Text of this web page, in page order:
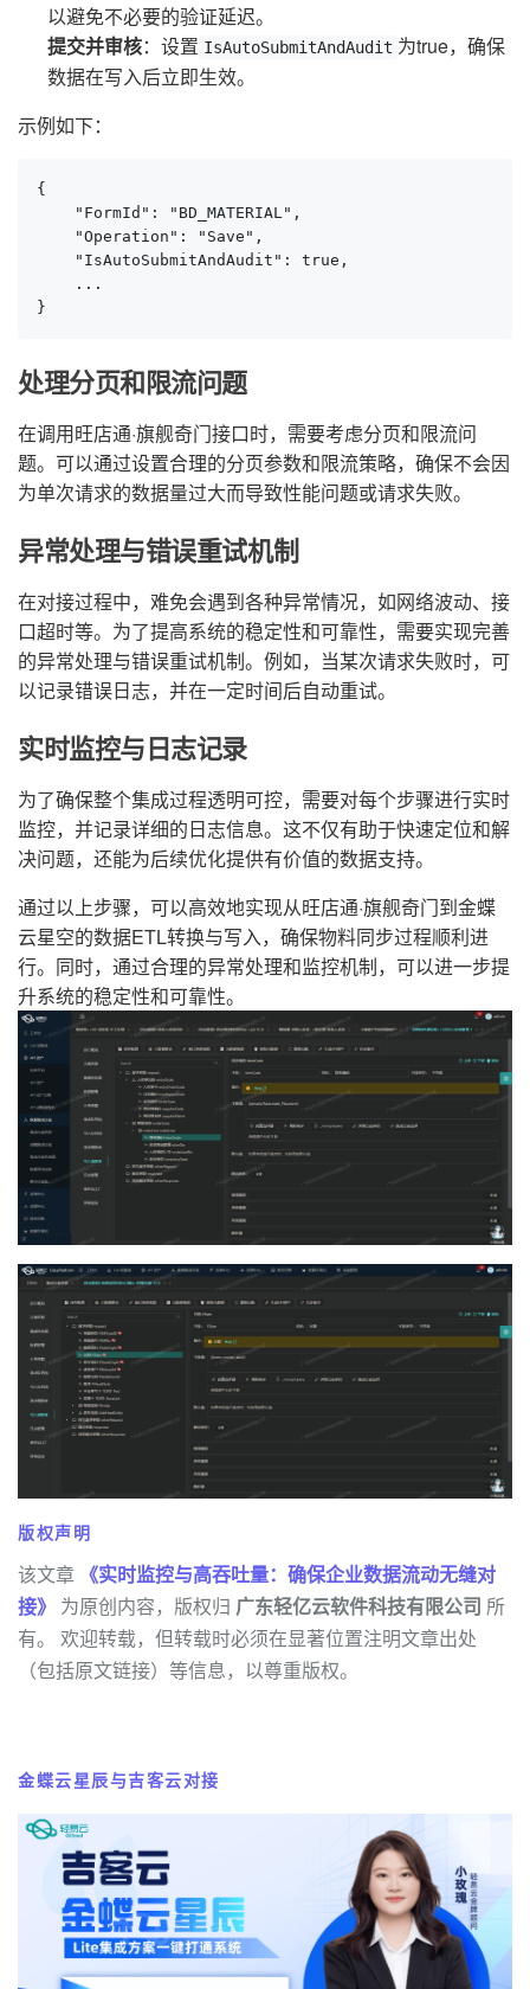
以避免不必要的验证延迟。
提交并审核：设置 IsAutoSubmitAndAudit 为true，确保
数据在写入后立即生效。
示例如下：
{
    "FormId": "BD_MATERIAL",
    "Operation": "Save",
    "IsAutoSubmitAndAudit": true,
    ...
}
处理分页和限流问题
在调用旺店通·旗舰奇门接口时，需要考虑分页和限流问
题。可以通过设置合理的分页参数和限流策略，确保不会因
为单次请求的数据量过大而导致性能问题或请求失败。
异常处理与错误重试机制
在对接过程中，难免会遇到各种异常情况，如网络波动、接
口超时等。为了提高系统的稳定性和可靠性，需要实现完善
的异常处理与错误重试机制。例如，当某次请求失败时，可
以记录错误日志，并在一定时间后自动重试。
实时监控与日志记录
为了确保整个集成过程透明可控，需要对每个步骤进行实时
监控，并记录详细的日志信息。这不仅有助于快速定位和解
决问题，还能为后续优化提供有价值的数据支持。
通过以上步骤，可以高效地实现从旺店通·旗舰奇门到金蝶
云星空的数据ETL转换与写入，确保物料同步过程顺利进
行。同时，通过合理的异常处理和监控机制，可以进一步提
升系统的稳定性和可靠性。
版权声明
该文章 《实时监控与高吞吐量：确保企业数据流动无缝对
接》 为原创内容，版权归 广东轻亿云软件科技有限公司 所
有。 欢迎转载，但转载时必须在显著位置注明文章出处
（包括原文链接）等信息，以尊重版权。
金蝶云星辰与吉客云对接